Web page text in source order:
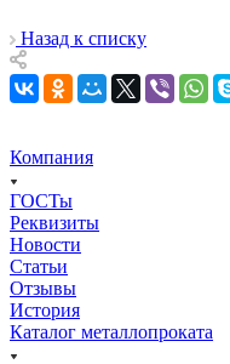
Назад к списку
Компания
ГОСТы
Реквизиты
Новости
Статьи
Отзывы
История
Каталог металлопроката